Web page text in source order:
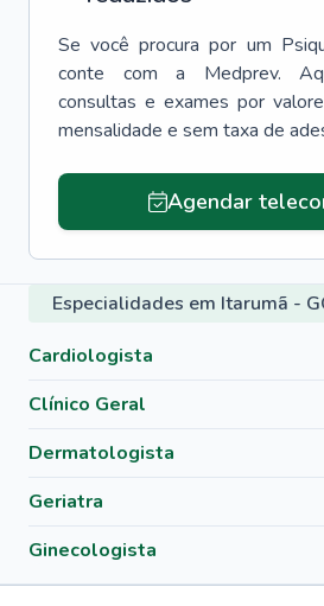
Se você procura por um
conte com a Medprev.
consultas e exames por
mensalidade e sem taxa de
Agendar
Especialidades em Itarumã -
Cardiologista
Clínico Geral
Dermatologista
Geriatra
Ginecologista